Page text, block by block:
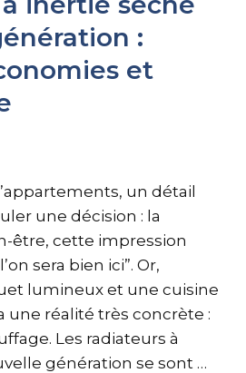
:
et
un détail
une décision : la
être, cette impression
sera bien ici”. Or,
lumineux et une cuisine
une réalité très concrète :
Les radiateurs à
génération se sont …